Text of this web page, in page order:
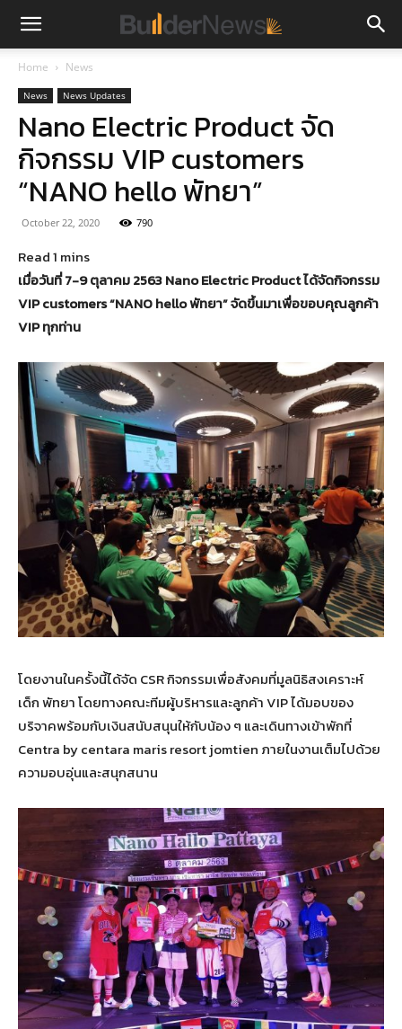
Home News
News News Updates
Nano Electric Product จัด
กิจกรรม VIP customers
“NANO hello พัทยา”
October 22, 2020 790
เมื่อวันที่ 7-9 ตุลาคม 2563 Nano Electric Product ได้จัดกิจกรรม
VIP customers “NANO hello พัทยา” จัดขึ้นมาเพื่อขอบคุณลูกค้า
VIP ทุกท่าน
โดยงานในครั้งนี้ได้จัด CSR กิจกรรมเพื่อสังคมที่มูลนิธิสงเคราะห์
เด็ก พัทยา โดยทางคณะทีมผู้บริหารและลูกค้า VIP ได้มอบของ
บริจาคพร้อมกับเงินสนับสนุนให้กับน้อง ๆ และเดินทางเข้าพักที่
Centra by centara maris resort jomtien ภายในงานเต็มไปด้วย
ความอบอุ่นและสนุกสนาน